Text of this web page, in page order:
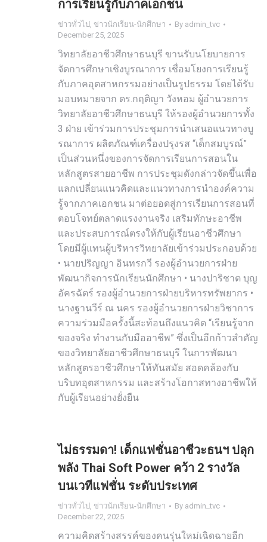
การเรียนรู้กับภาคเอกชน
ข่าวทั่วไป, ข่าวนักเรียน-นักศึกษา By admin_tvc
December 25, 2025
วิทยาลัยอาชีวศึกษาธนบุรี ขานรับนโยบายการ
จัดการศึกษาเชิงบูรณาการ เชื่อมโยงการเรียนรู้
กับภาคอุตสาหกรรมอย่างเป็นรูปธรรม โดยได้รับ
มอบหมายจาก ดร.กฤติญา วังหอม ผู้อำนวยการ
วิทยาลัยอาชีวศึกษาธนบุรี ให้รองผู้อำนวยการทั้ง
3 ฝ่าย เข้าร่วมการประชุมการนำเสนอแนวทางบู
รณาการ ผลิตภัณฑ์เครื่องปรุงรส “เด็กสมบูรณ์”
เป็นส่วนหนึ่งของการจัดการเรียนการสอนใน
หลักสูตรสายอาชีพ การประชุมดังกล่าวจัดขึ้นเพื่อ
แลกเปลี่ยนแนวคิดและแนวทางการนำองค์ความ
รู้จากภาคเอกชน มาต่อยอดสู่การเรียนการสอนที่
ตอบโจทย์ตลาดแรงงานจริง เสริมทักษะอาชีพ
และประสบการณ์ตรงให้กับผู้เรียนอาชีวศึกษา
โดยมีผู้แทนผู้บริหารวิทยาลัยเข้าร่วมประกอบด้วย
• นายปริญญา อินทรกวี รองผู้อำนวยการฝ่าย
พัฒนากิจการนักเรียนนักศึกษา • นางปาริชาต บุญ
อัครฉัตร์ รองผู้อำนวยการฝ่ายบริหารทรัพยากร •
นางฐานวีร์ ณ นคร รองผู้อำนวยการฝ่ายวิชาการ
ความร่วมมือครั้งนี้สะท้อนถึงแนวคิด “เรียนรู้จาก
ของจริง ทำงานกับมืออาชีพ” ซึ่งเป็นอีกก้าวสำคัญ
ของวิทยาลัยอาชีวศึกษาธนบุรี ในการพัฒนา
หลักสูตรอาชีวศึกษาให้ทันสมัย สอดคล้องกับ
บริบทอุตสาหกรรม และสร้างโอกาสทางอาชีพให้
กับผู้เรียนอย่างยั่งยืน
ไม่ธรรมดา! เด็กแฟชั่นอาชีวะธนฯ ปลุก
พลัง Thai Soft Power คว้า 2 รางวัล
บนเวทีแฟชั่น ระดับประเทศ
ข่าวทั่วไป, ข่าวนักเรียน-นักศึกษา By admin_tvc
December 22, 2025
ความคิดสร้างสรรค์ของคนรุ่นใหม่เฉิดฉายอีก